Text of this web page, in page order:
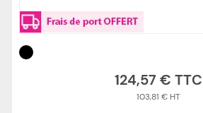
124,57 €
103,81 €